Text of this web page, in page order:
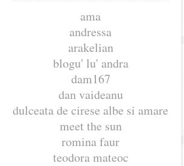
ama
andressa
arakelian
blogu' lu' andra
dam167
dan vaideanu
dulceata de cirese albe si amare
meet the sun
romina faur
teodora mateoc